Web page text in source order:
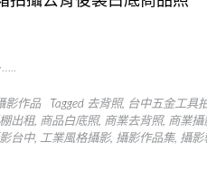
影作品 Tagged 去背照, 台中五金工具
出租, 商品白底照, 商業去背照, 商業
台中, 工業風格攝影, 攝影作品集, 攝影